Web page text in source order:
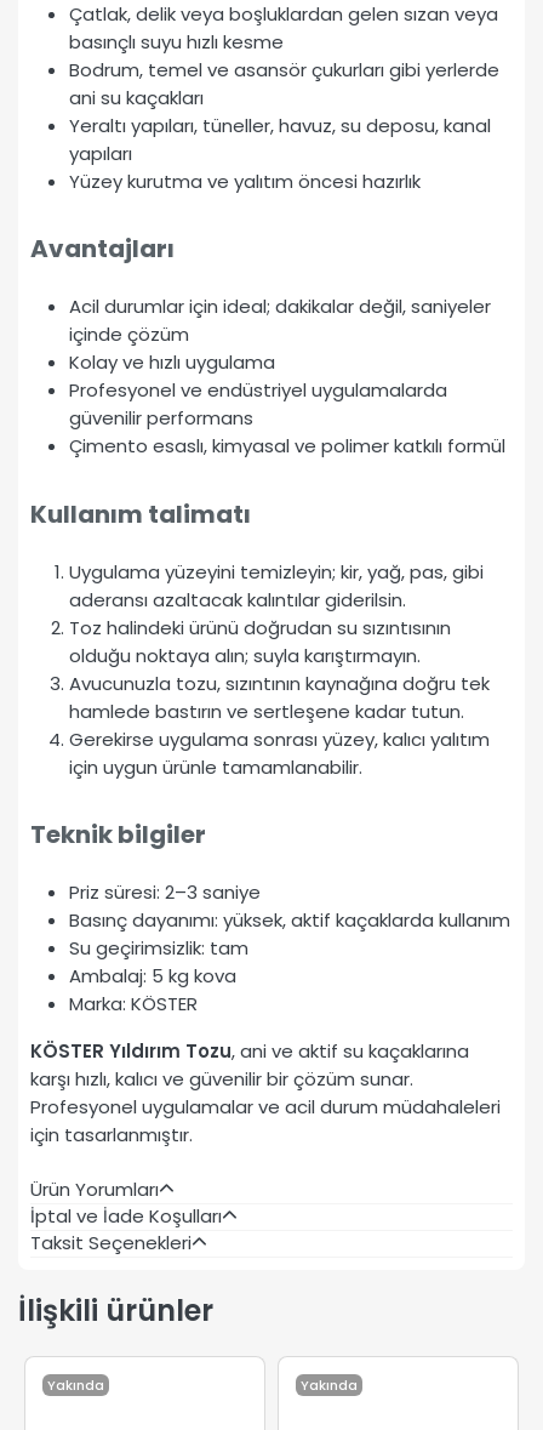
Çatlak, delik veya boşluklardan gelen sızan veya
basınçlı suyu hızlı kesme
Bodrum, temel ve asansör çukurları gibi yerlerde
ani su kaçakları
Yeraltı yapıları, tüneller, havuz, su deposu, kanal
yapıları
Yüzey kurutma ve yalıtım öncesi hazırlık
Avantajları
Acil durumlar için ideal; dakikalar değil, saniyeler
içinde çözüm
Kolay ve hızlı uygulama
Profesyonel ve endüstriyel uygulamalarda
güvenilir performans
Çimento esaslı, kimyasal ve polimer katkılı formül
Kullanım talimatı
Uygulama yüzeyini temizleyin; kir, yağ, pas, gibi
aderansı azaltacak kalıntılar giderilsin.
Toz halindeki ürünü doğrudan su sızıntısının
olduğu noktaya alın; suyla karıştırmayın.
Avucunuzla tozu, sızıntının kaynağına doğru tek
hamlede bastırın ve sertleşene kadar tutun.
Gerekirse uygulama sonrası yüzey, kalıcı yalıtım
için uygun ürünle tamamlanabilir.
Teknik bilgiler
Priz süresi: 2–3 saniye
Basınç dayanımı: yüksek, aktif kaçaklarda kullanım
Su geçirimsizlik: tam
Ambalaj: 5 kg kova
Marka: KÖSTER
KÖSTER Yıldırım Tozu, ani ve aktif su kaçaklarına
karşı hızlı, kalıcı ve güvenilir bir çözüm sunar.
Profesyonel uygulamalar ve acil durum müdahaleleri
için tasarlanmıştır.
Ürün Yorumları
İptal ve İade Koşulları
Taksit Seçenekleri
İlişkili ürünler
Yakında Yakında